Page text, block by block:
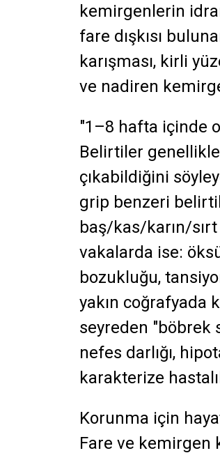
kemirgenlerin
fare dışkısı
karışması, kirli
ve nadiren
"1–8 hafta içinde
Belirtiler
çıkabildiğini
grip benzeri
baş/kas/karın/sırt
vakalarda ise:
bozukluğu,
yakın coğrafyada
seyreden "böbrek
nefes darlığı,
karakterize
Korunma için
Fare ve kemirgen